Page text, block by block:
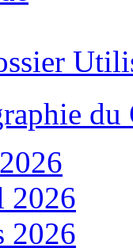
du
2026
2026